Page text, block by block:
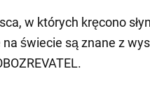
w których kręcono
świecie są znane z